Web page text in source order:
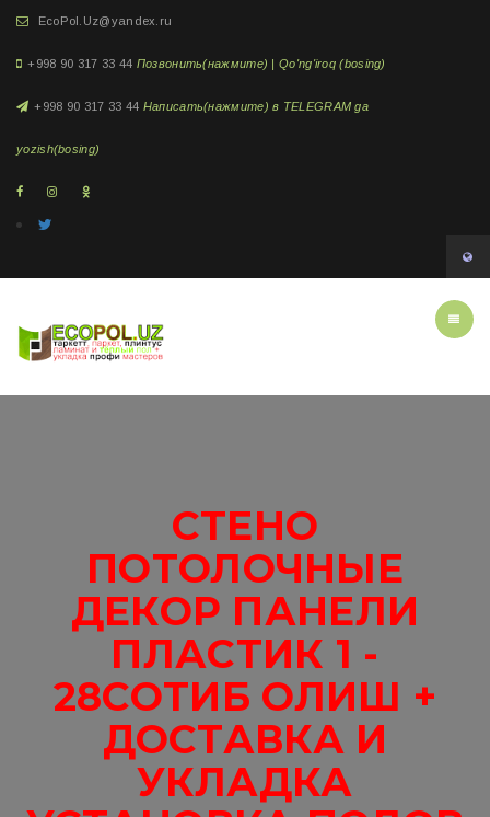
EcoPol.Uz@yandex.ru
+998 90 317 33 44 Позвонить(нажмите) | Qo'ng'iroq (bosing)
+998 90 317 33 44 Написать(нажмите) в TELEGRAM ga
yozish(bosing)
СТЕНО
ПОТОЛОЧНЫЕ
ДЕКОР ПАНЕЛИ
ПЛАСТИК 1 -
28СОТИБ ОЛИШ +
ДОСТАВКА И
УКЛАДКА